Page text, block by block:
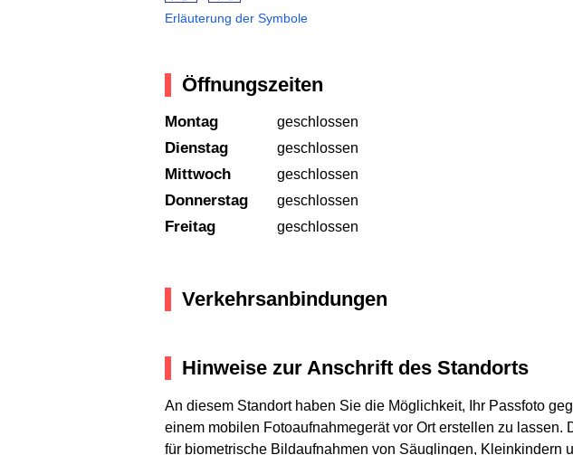
Erläuterung der Symbole
Öffnungszeiten
Montag geschlossen
Dienstag geschlossen
Mittwoch geschlossen
Donnerstag geschlossen
Freitag geschlossen
Verkehrsanbindungen
Hinweise zur Anschrift des Standorts
An diesem Standort haben Sie die Möglichkeit, Ihr Passfoto
einem mobilen Fotoaufnahmegerät vor Ort erstellen zu
für biometrische Bildaufnahmen von Säuglingen, Kleinkindern